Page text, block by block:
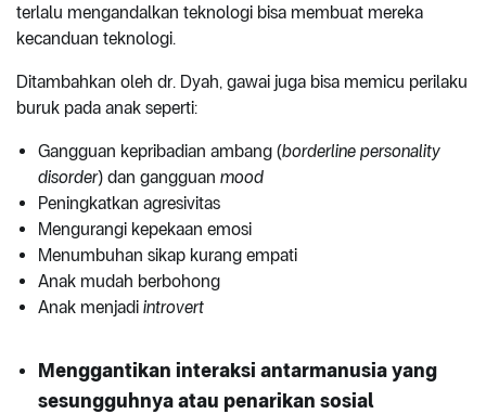
terlalu mengandalkan teknologi bisa membuat mereka
kecanduan teknologi.
Ditambahkan oleh dr. Dyah, gawai juga bisa memicu perilaku
buruk pada anak seperti:
Gangguan kepribadian ambang (borderline personality
disorder) dan gangguan mood
Peningkatkan agresivitas
Mengurangi kepekaan emosi
Menumbuhan sikap kurang empati
Anak mudah berbohong
Anak menjadi introvert
Menggantikan interaksi antarmanusia yang
sesungguhnya atau penarikan sosial